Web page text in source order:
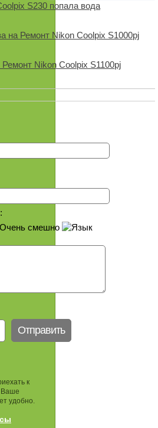
S230 попала вода
на Ремонт Nikon Coolpix S1000pj
Nikon Coolpix S1100pj
к
Ваше
удобно.